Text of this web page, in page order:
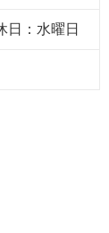
：水曜日